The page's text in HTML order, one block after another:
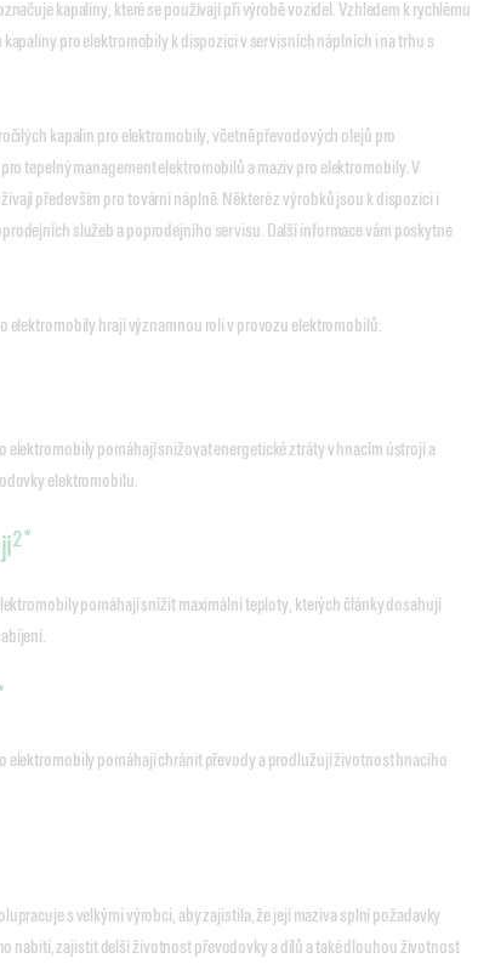
kapaliny, které se používají při výrobě vozidel. Vzhledem k rychlému
pro elektromobily k dispozici v servisních náplních i na trhu s
kapalin pro elektromobily, včetně převodových olejů pro
tepelný management elektromobilů a maziv pro elektromobily. V
především pro tovární náplně. Některé z výrobků jsou k dispozici i
služeb a poprodejního servisu. Další informace vám poskytne
elektromobily hrají významnou roli v provozu elektromobilů:
elektromobily pomáhají snižovat energetické ztráty v hnacím ústrojí a
elektromobilu.
2*
pomáhají snížit maximální teploty, kterých články dosahují
elektromobily pomáhají chránit převody a prodlužují životnost hnacího
s velkými výrobci, aby zajistila, že její maziva splní požadavky
nabití, zajistit delší životnost převodovky a dílů a také dlouhou životnost